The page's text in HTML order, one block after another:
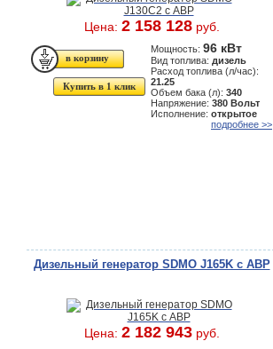
Цена: 2 158 128руб.
Купить в 1 клик
Мощность: 96 кВт
Вид топлива: дизель
Расход топлива (л/час):
21.25
Объем бака (л): 340
Напряжение: 380 Вольт
Исполнение: открытое
подробнее >>
Дизельный генератор SDMO J165K с АВР
Цена: 2 182 943руб.